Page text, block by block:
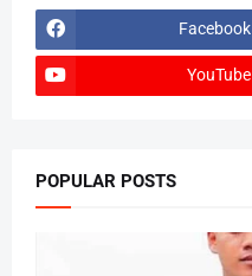
Facebook
YouTube
POPULAR POSTS